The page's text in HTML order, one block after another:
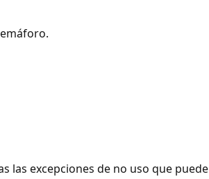
las excepciones de no uso que puede